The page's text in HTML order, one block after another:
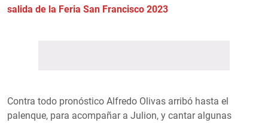
salida de la Feria San Francisco 2023
Contra todo pronóstico Alfredo Olivas arribó hasta el
palenque, para acompañar a Julion, y cantar algunas